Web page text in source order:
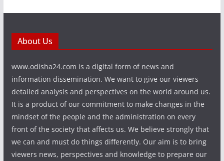
About Us
www.odisha24.com is a digital form of news and
information dissemination. We want to give our viewers
detailed analysis and perspectives on the world around us.
It is a product of our commitment to make changes in the
mindset of the people and the administration on every
front of the society that affects us. We believe strongly that
we can and must do things differently. Our aim is to bring
viewers news, perspectives and knowledge to prepare our